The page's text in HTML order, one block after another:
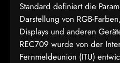
Standard definiert die
Darstellung von RGB-
Displays und anderen
REC709 wurde von der
Fernmeldeunion (ITU)